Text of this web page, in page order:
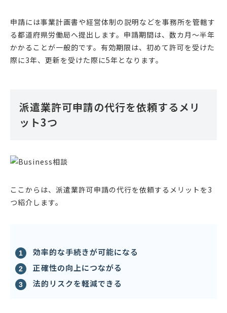
申請には事業計画書や経営体制の説明などを事務所を管轄す
る都道府県労働局へ提出します。申請期間は、数カ月〜半年
かかることが一般的です。有効期限は、初めて許可を受けた
際に3年、更新を受けた際に5年となります。
派遣業許可申請の代行を依頼するメリ
ット3つ
ここからは、派遣業許可申請の代行を依頼するメリットを3
つ紹介します。
効率的な手続きが可能になる
正確性の向上につながる
法的リスクを軽減できる